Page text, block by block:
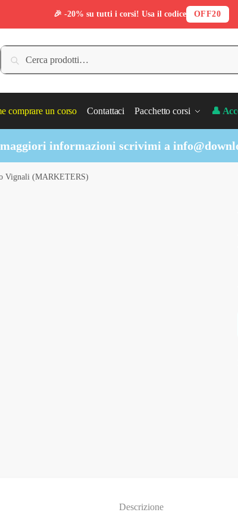
Cerca:
Cerca
comprare un corso Contattaci Pacchetto corsi 👤
informazioni scrivimi a
Vignali (MARKETERS)
Descrizione
🎉 -20% su tutti i corsi! Usa il codice OFF20